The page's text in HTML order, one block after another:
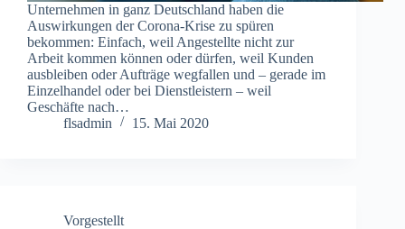
Unternehmen in ganz Deutschland haben die
Auswirkungen der Corona-Krise zu spüren
bekommen: Einfach, weil Angestellte nicht zur
Arbeit kommen können oder dürfen, weil Kunden
ausbleiben oder Aufträge wegfallen und – gerade im
Einzelhandel oder bei Dienstleistern – weil
Geschäfte nach…
flsadmin
15. Mai 2020
Vorgestellt